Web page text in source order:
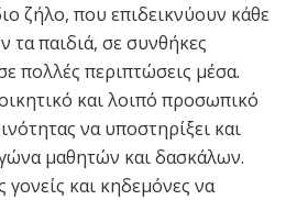
ζήλο, που επιδεικνύουν κάθε
τα παιδιά, σε συνθήκες
πολλές περιπτώσεις μέσα.
και λοιπό προσωπικό
να υποστηρίξει και
μαθητών και δασκάλων.
γονείς και κηδεμόνες να